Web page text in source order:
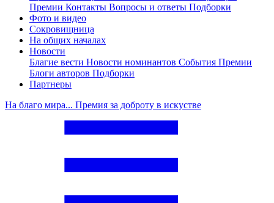
Премии Контакты Вопросы и ответы Подборки
Фото и видео
Сокровищница
На общих началах
Новости
Благие вести Новости номинантов События Премии
Блоги авторов Подборки
Партнеры
На благо мира... Премия за доброту в искустве